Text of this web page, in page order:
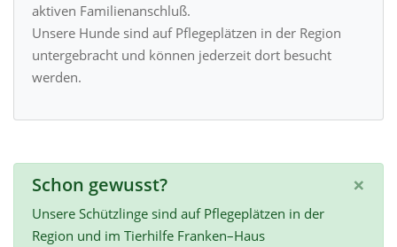
aktiven Familienanschluß.
Unsere Hunde sind auf Pflegeplätzen in der Region
untergebracht und können jederzeit dort besucht
werden.
×
Schon gewusst?
Unsere Schützlinge sind auf Pflegeplätzen in der
Region und im Tierhilfe Franken–Haus